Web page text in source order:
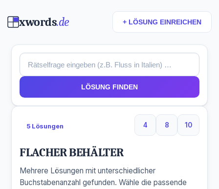
xwords.de + LÖSUNG EINREICHEN
LÖSUNG FINDEN
5 Lösungen 4
4 Buchstaben
8
8 Buchstaben
10
10
FLACHER BEHÄLTER
Mehrere Lösungen mit unterschiedlicher
Buchstabenanzahl gefunden. Wähle die passende